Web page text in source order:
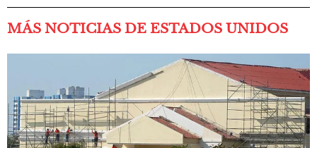
MÁS NOTICIAS DE ESTADOS UNIDOS